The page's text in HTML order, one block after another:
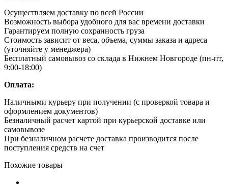
Осуществляем доставку по всей России
Возможность выбора удобного для вас времени доставки
Гарантируем полную сохранность груза
Стоимость зависит от веса, объема, суммы заказа и адреса
(уточняйте у менеджера)
Бесплатный самовывоз со склада в Нижнем Новгороде (пн-пт,
9:00-18:00)
Оплата:
Наличными курьеру при получении (с проверкой товара и
оформлением документов)
Безналичный расчет картой при курьерской доставке или
самовывозе
При безналичном расчете доставка производится после
поступления средств на счет
Похожие товары